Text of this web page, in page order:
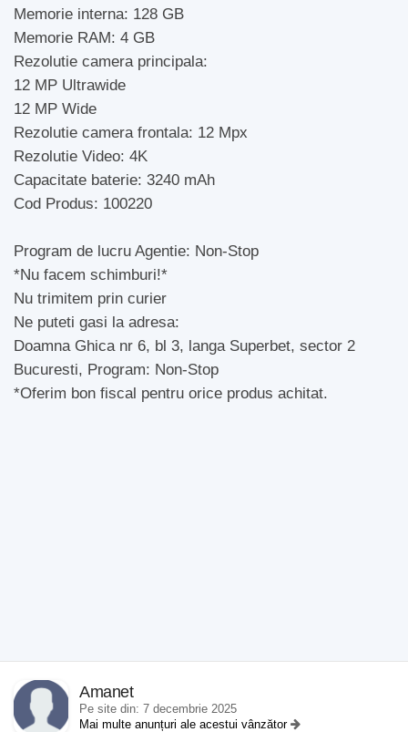
Memorie interna: 128 GB
Memorie RAM: 4 GB
Rezolutie camera principala:
12 MP Ultrawide
12 MP Wide
Rezolutie camera frontala: 12 Mpx
Rezolutie Video: 4K
Capacitate baterie: 3240 mAh
Cod Produs: 100220
Program de lucru Agentie: Non-Stop
*Nu facem schimburi!*
Nu trimitem prin curier
Ne puteti gasi la adresa:
Doamna Ghica nr 6, bl 3, langa Superbet, sector 2
Bucuresti, Program: Non-Stop
*Oferim bon fiscal pentru orice produs achitat.
Amanet
Pe site din: 7 decembrie 2025
Mai multe anunțuri ale acestui vânzător